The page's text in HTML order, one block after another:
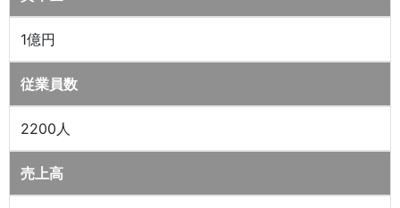
1億円
従業員数
2200人
売上高